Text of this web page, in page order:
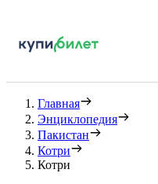
Главная
Энциклопедия
Пакистан
Котри
Котри